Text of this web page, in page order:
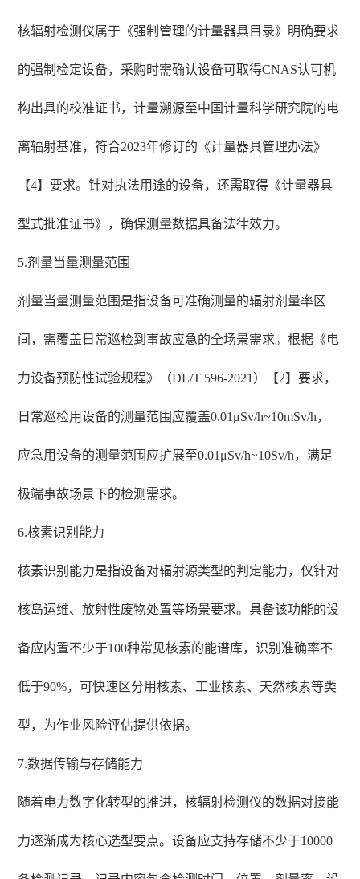
核辐射检测仪属于《强制管理的计量器具目录》明确要求
的强制检定设备，采购时需确认设备可取得CNAS认可机
构出具的校准证书，计量溯源至中国计量科学研究院的电
离辐射基准，符合2023年修订的《计量器具管理办法》
【4】要求。针对执法用途的设备，还需取得《计量器具
型式批准证书》，确保测量数据具备法律效力。
5.剂量当量测量范围
剂量当量测量范围是指设备可准确测量的辐射剂量率区
间，需覆盖日常巡检到事故应急的全场景需求。根据《电
力设备预防性试验规程》（DL/T 596-2021）【2】要求，
日常巡检用设备的测量范围应覆盖0.01μSv/h~10mSv/h，
应急用设备的测量范围应扩展至0.01μSv/h~10Sv/h，满足
极端事故场景下的检测需求。
6.核素识别能力
核素识别能力是指设备对辐射源类型的判定能力，仅针对
核岛运维、放射性废物处置等场景要求。具备该功能的设
备应内置不少于100种常见核素的能谱库，识别准确率不
低于90%，可快速区分用核素、工业核素、天然核素等类
型，为作业风险评估提供依据。
7.数据传输与存储能力
随着电力数字化转型的推进，核辐射检测仪的数据对接能
力逐渐成为核心选型要点。设备应支持存储不少于10000